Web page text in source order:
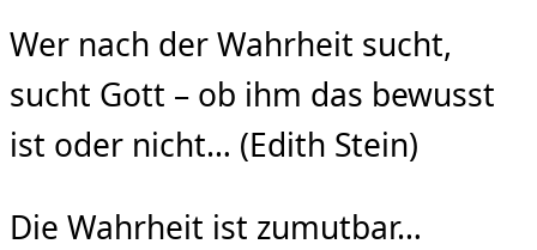
Wer nach der Wahrheit sucht,
sucht Gott – ob ihm das bewusst
ist oder nicht… (Edith Stein)
Die Wahrheit ist zumutbar…